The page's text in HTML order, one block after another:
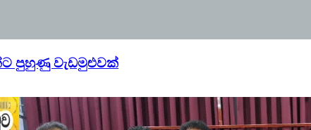
පුහුණු වැඩමුළුවක්